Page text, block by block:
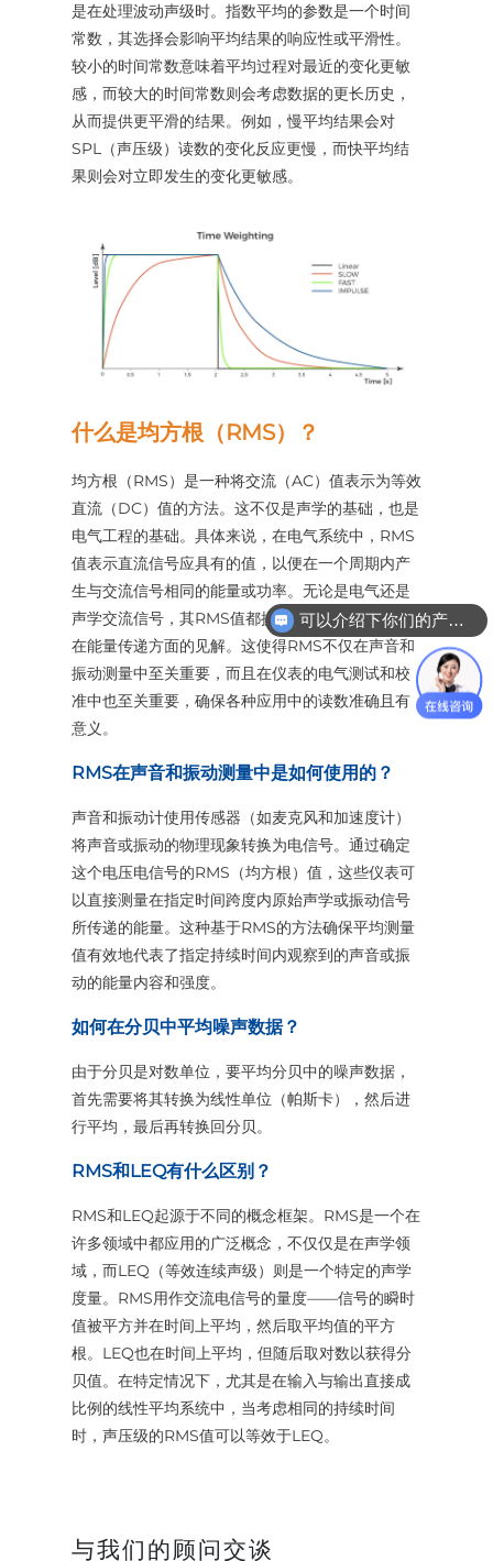
是在处理波动声级时。指数平均的参数是一个时间
常数，其选择会影响平均结果的响应性或平滑性。
较小的时间常数意味着平均过程对最近的变化更敏
感，而较大的时间常数则会考虑数据的更长历史，
从而提供更平滑的结果。例如，慢平均结果会对
SPL（声压级）读数的变化反应更慢，而快平均结
果则会对立即发生的变化更敏感。
什么是均方根（RMS）？
均方根（RMS）是一种将交流（AC）值表示为等效
直流（DC）值的方法。这不仅是声学的基础，也是
电气工程的基础。具体来说，在电气系统中，RMS
值表示直流信号应具有的值，以便在一个周期内产
生与交流信号相同的能量或功率。无论是电气还是
声学交流信号，其RMS值都提供了关于其有效电压
在能量传递方面的见解。这使得RMS不仅在声音和
振动测量中至关重要，而且在仪表的电气测试和校
准中也至关重要，确保各种应用中的读数准确且有
意义。
RMS在声音和振动测量中是如何使用的？
声音和振动计使用传感器（如麦克风和加速度计）
将声音或振动的物理现象转换为电信号。通过确定
这个电压电信号的RMS（均方根）值，这些仪表可
以直接测量在指定时间跨度内原始声学或振动信号
所传递的能量。这种基于RMS的方法确保平均测量
值有效地代表了指定持续时间内观察到的声音或振
动的能量内容和强度。
如何在分贝中平均噪声数据？
由于分贝是对数单位，要平均分贝中的噪声数据，
首先需要将其转换为线性单位（帕斯卡），然后进
行平均，最后再转换回分贝。
RMS和LEQ有什么区别？
RMS和LEQ起源于不同的概念框架。RMS是一个在
许多领域中都应用的广泛概念，不仅仅是在声学领
域，而LEQ（等效连续声级）则是一个特定的声学
度量。RMS用作交流电信号的量度——信号的瞬时
值被平方并在时间上平均，然后取平均值的平方
根。LEQ也在时间上平均，但随后取对数以获得分
贝值。在特定情况下，尤其是在输入与输出直接成
比例的线性平均系统中，当考虑相同的持续时间
时，声压级的RMS值可以等效于LEQ。
与我们的顾问交谈
可以介绍下你们的产品技术参数么？